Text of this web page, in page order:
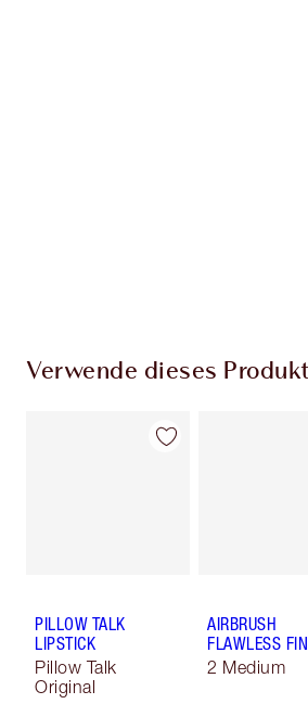
Verwende dieses
PILLOW TALK
LIPSTICK
Pillow Talk
Original
AIRBRUSH
FLAWLESS
2 Medium